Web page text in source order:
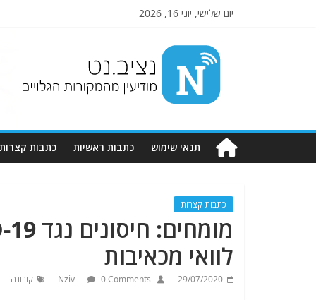
יום שלישי, יוני 16, 2026
Nziv.net
מודיעין
מהמקורות
תנאי שימוש כתבות ראשיות כתבות קצרות
כתבות קצרות
לוואי מכאיבות
29/07/2020
Nziv 0 Comments קורונה